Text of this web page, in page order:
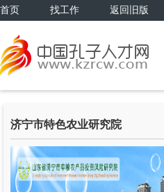
首页 找工作 返回旧版
济宁市特色农业研究院